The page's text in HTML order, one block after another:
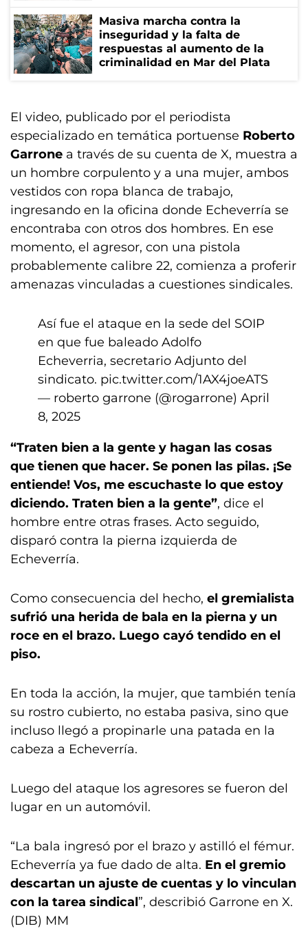
Masiva marcha contra la
inseguridad y la falta de
respuestas al aumento de la
criminalidad en Mar del Plata
El video, publicado por el periodista
especializado en temática portuense Roberto
Garrone a través de su cuenta de X, muestra a
un hombre corpulento y a una mujer, ambos
vestidos con ropa blanca de trabajo,
ingresando en la oficina donde Echeverría se
encontraba con otros dos hombres. En ese
momento, el agresor, con una pistola
probablemente calibre 22, comienza a proferir
amenazas vinculadas a cuestiones sindicales.
Así fue el ataque en la sede del SOIP
en que fue baleado Adolfo
Echeverria, secretario Adjunto del
sindicato. pic.twitter.com/1AX4joeATS
— roberto garrone (@rogarrone) April
8, 2025
“Traten bien a la gente y hagan las cosas
que tienen que hacer. Se ponen las pilas. ¡Se
entiende! Vos, me escuchaste lo que estoy
diciendo. Traten bien a la gente”, dice el
hombre entre otras frases. Acto seguido,
disparó contra la pierna izquierda de
Echeverría.
Como consecuencia del hecho, el gremialista
sufrió una herida de bala en la pierna y un
roce en el brazo. Luego cayó tendido en el
piso.
En toda la acción, la mujer, que también tenía
su rostro cubierto, no estaba pasiva, sino que
incluso llegó a propinarle una patada en la
cabeza a Echeverría.
Luego del ataque los agresores se fueron del
lugar en un automóvil.
“La bala ingresó por el brazo y astilló el fémur.
Echeverría ya fue dado de alta. En el gremio
descartan un ajuste de cuentas y lo vinculan
con la tarea sindical”, describió Garrone en X.
(DIB) MM